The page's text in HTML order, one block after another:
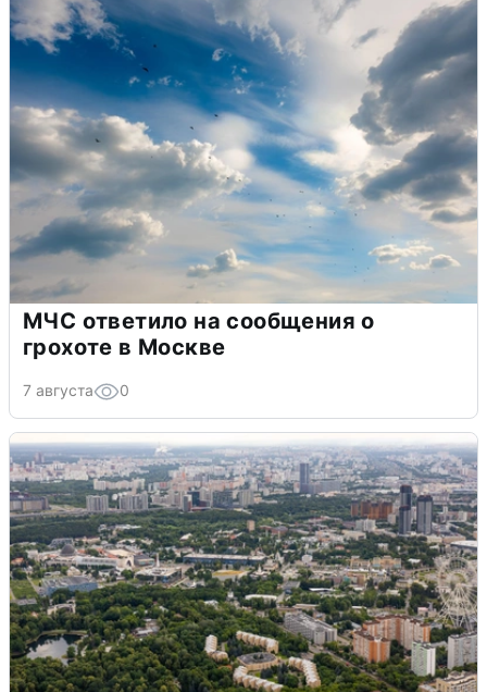
МЧС ответило на сообщения о
грохоте в Москве
7 августа 0